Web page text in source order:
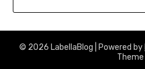
© 2026 LabellaBlog | Powered by
Theme